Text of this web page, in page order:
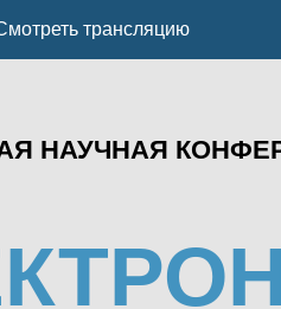
трансляцию
НАУЧНАЯ